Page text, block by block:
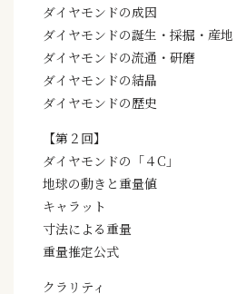
ダイヤモンドの成因
ダイヤモンドの誕生・採掘・産地
ダイヤモンドの流通・研磨
ダイヤモンドの結晶
ダイヤモンドの歴史
【第２回】
ダイヤモンドの「４C」
地球の動きと重量値
キャラット
寸法による重量
重量推定公式
クラリティ